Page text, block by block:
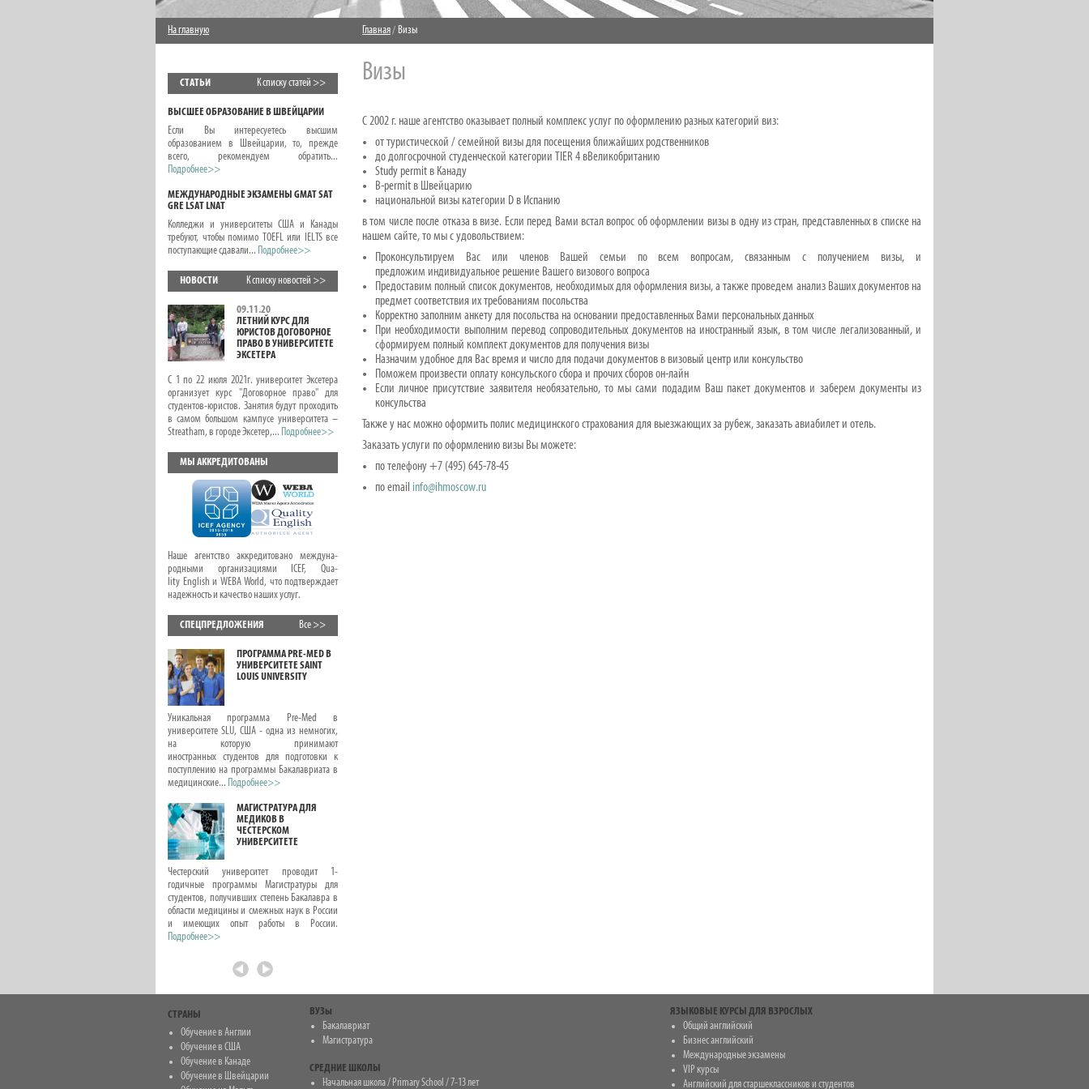
На главную Главная Визы
СТАТЬИ К списку статей >>
ВЫСШЕЕ ОБРАЗОВАНИЕ В ШВЕЙЦАРИИ
Если Вы интересуетесь высшим
образованием в Швейцарии, то, прежде
всего, рекомендуем обратить...
Подробнее>>
МЕЖДУНАРОДНЫЕ ЭКЗАМЕНЫ GMAT SAT
GRE LSAT LNAT
Колледжи и университеты США и Канады
требуют, чтобы помимо TOEFL или IELTS все
поступающие сдавали... Подробнее>>
НОВОСТИ К списку новостей >>
09.11.20
ЛЕТНИЙ КУРС ДЛЯ
ЮРИСТОВ ДОГОВОРНОЕ
ПРАВО В УНИВЕРСИТЕТЕ
ЭКСЕТЕРА
С 1 по 22 июля 2021г. университет Эксетера
организует курс "Договорное право" для
студентов-юристов. Занятия будут проходить
в самом большом кампусе университета –
Streatham, в городе Эксетер,... Подробнее>>
МЫ АККРЕДИТОВАНЫ
Наше агентство аккредитовано междуна-
родными организациями ICEF, Qua-
lity English и WEBA World, что подтверждает
надежность и качество наших услуг.
СПЕЦПРЕДЛОЖЕНИЯ Все >>
ПРОГРАММА PRE-MED В
УНИВЕРСИТЕТЕ SAINT
LOUIS UNIVERSITY
Уникальная программа Pre-Med в
университете SLU, США - одна из немногих,
на которую принимают
иностранных студентов для подготовки к
поступлению на программы Бакалавриата в
медицинские... Подробнее>>
МАГИСТРАТУРА ДЛЯ
МЕДИКОВ В
ЧЕСТЕРСКОМ
УНИВЕРСИТЕТЕ
Честерский университет проводит 1-
годичные программы Магистратуры для
студентов, получивших степень Бакалавра в
области медицины и смежных наук в России
и имеющих опыт работы в России.
Подробнее>>
Визы
С 2002 г. наше агентство оказывает полный комплекс услуг по оформлению разных категорий виз:
от туристической / семейной визы для посещения ближайших родственников
до долгосрочной cтуденческой категории TIER 4 вВеликобританию
Study permit в Канаду
В-permit в Швейцарию
национальной визы категории D в Испанию
в том числе после отказа в визе. Если перед Вами встал вопрос об оформлении визы в одну из стран, представленных в списке на
нашем сайте, то мы с удовольствием:
Проконсультируем Вас или членов Вашей семьи по всем вопросам, связанным с получением визы, и
предложим индивидуальное решение Вашего визового вопроса
Предоставим полный список документов, необходимых для оформления визы, а также проведем анализ Ваших документов на
предмет соответствия их требованиям посольства
Корректно заполним анкету для посольства на основании предоставленных Вами персональных данных
При необходимости выполним перевод сопроводительных документов на иностранный язык, в том числе легализованный, и
сформируем полный комплект документов для получения визы
Назначим удобное для Вас время и число для подачи документов в визовый центр или консульство
Поможем произвести оплату консульского сбора и прочих сборов он-лайн
Если личное присутствие заявителя необязательно, то мы сами подадим Ваш пакет документов и заберем документы из
консульства
Также у нас можно оформить полис медицинского страхования для выезжающих за рубеж, заказать авиабилет и отель.
Заказать услуги по оформлению визы Вы можете:
по телефону +7 (495) 645-78-45
по email info@ihmoscow.ru
СТРАНЫ
Обучение в Англии
Обучение в США
Обучение в Канаде
Обучение в Швейцарии
ВУЗы
Бакалавриат
Магистратура
СРЕДНИЕ ШКОЛЫ
Начальная школа / Primary School / 7-13 лет
ЯЗЫКОВЫЕ КУРСЫ ДЛЯ ВЗРОСЛЫХ
Общий английский
Бизнес английский
Международные экзамены
VIP курсы
Английский для старшеклассников и студентов